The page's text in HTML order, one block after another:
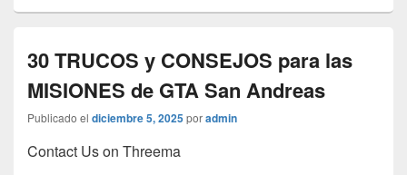
30 TRUCOS y CONSEJOS para las
MISIONES de GTA San Andreas
Publicado el diciembre 5, 2025poradmin
Contact Us on Threema